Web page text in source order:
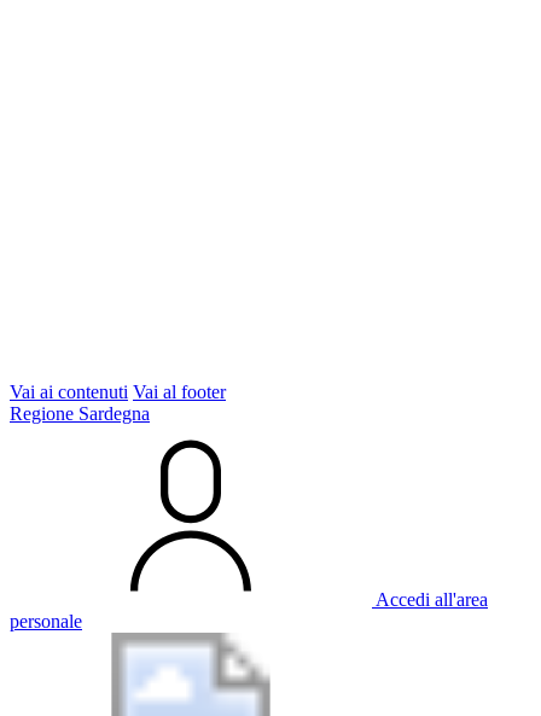
Vai ai contenuti Vai al footer
Regione Sardegna
Accedi all'area
personale